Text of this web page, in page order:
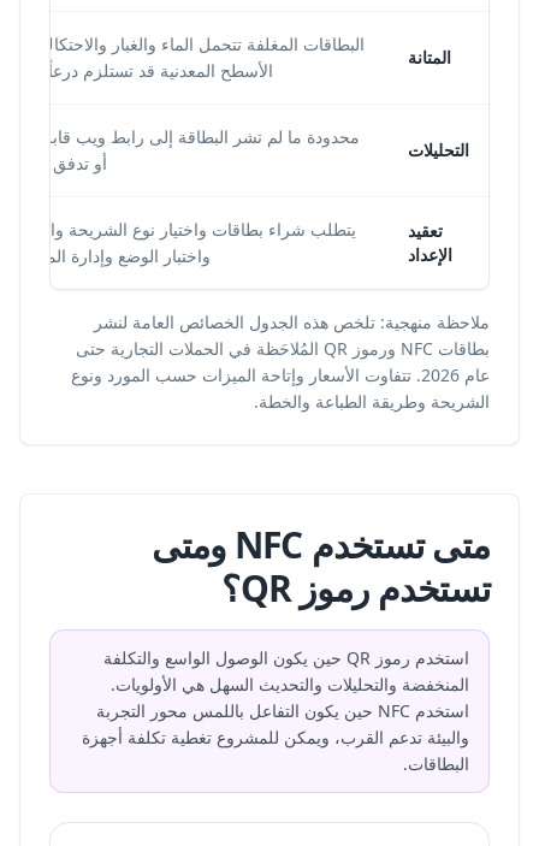
المتانة
البطاقات المغلفة تتحمل الماء والغبار والاحتكاك، لكن
الأسطح المعدنية قد تستلزم درعاً فريتياً.
التحليلات
محدودة ما لم تشر البطاقة إلى رابط ويب قابل للتتبع
أو تدفق تطبيق.
تعقيد
الإعداد
يتطلب شراء بطاقات واختيار نوع الشريحة والبرمجة
واختبار الوضع وإدارة المخزون.
ملاحظة منهجية: تلخص هذه الجدول الخصائص العامة لنشر
بطاقات NFC ورموز QR المُلاحَظة في الحملات التجارية حتى
عام 2026. تتفاوت الأسعار وإتاحة الميزات حسب المورد ونوع
الشريحة وطريقة الطباعة والخطة.
متى تستخدم NFC ومتى
تستخدم رموز QR؟
استخدم رموز QR حين يكون الوصول الواسع والتكلفة
المنخفضة والتحليلات والتحديث السهل هي الأولويات.
استخدم NFC حين يكون التفاعل باللمس محور التجربة
والبيئة تدعم القرب، ويمكن للمشروع تغطية تكلفة أجهزة
البطاقات.